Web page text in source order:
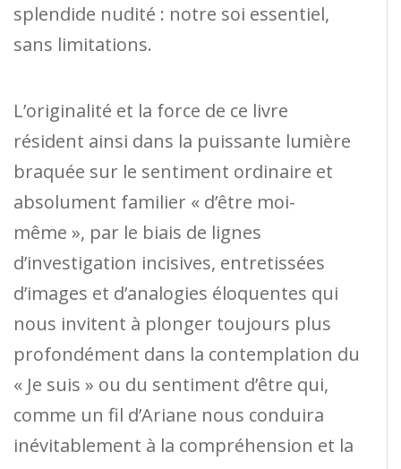
splendide nudité : notre soi essentiel,
sans limitations.
L’originalité et la force de ce livre
résident ainsi dans la puissante lumière
braquée sur le sentiment ordinaire et
absolument familier « d’être moi-
même », par le biais de lignes
d’investigation incisives, entretissées
d’images et d’analogies éloquentes qui
nous invitent à plonger toujours plus
profondément dans la contemplation du
« Je suis » ou du sentiment d’être qui,
comme un fil d’Ariane nous conduira
inévitablement à la compréhension et la